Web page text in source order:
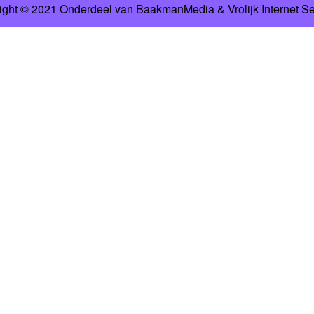
© 2021 Onderdeel van BaakmanMedia& Vrolijk Internet